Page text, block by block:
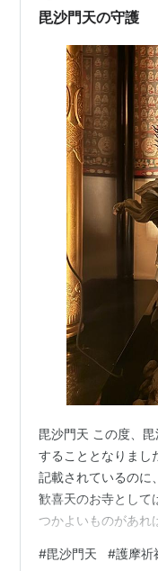
悪因縁はある。 災
毘沙門天の守護
毘沙門天 この度、
することとなりまし
記載されているのに
歓喜天のお寺として
つかよいものがあれ
て、仏像はなくとも
#毘沙門天 #護摩祈